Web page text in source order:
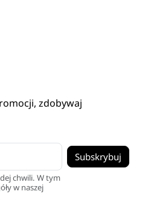
zdobywaj
chwili. W tym
w naszej